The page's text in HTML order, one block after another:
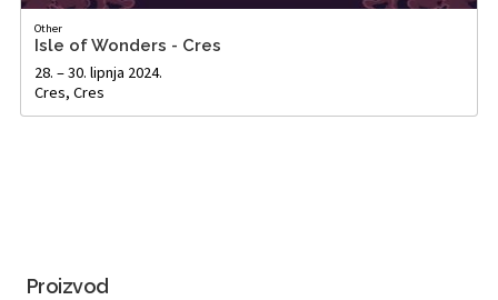
Other
Isle of Wonders - Cres
28. – 30. lipnja 2024.
Cres, Cres
Proizvod